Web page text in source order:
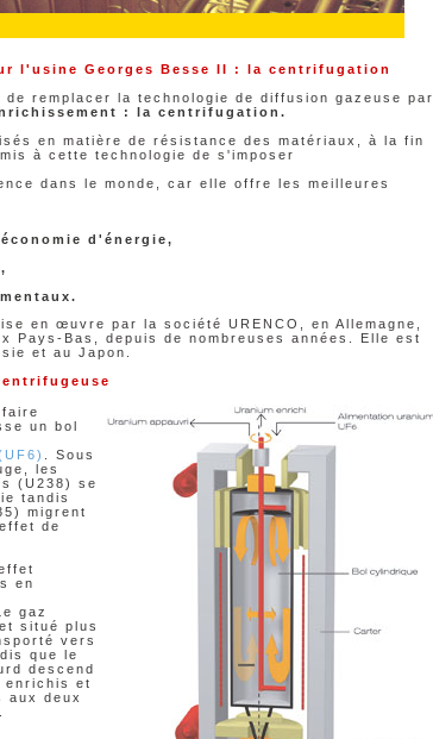
l'usine Georges Besse II : la centrifugation
de remplacer la technologie de diffusion gazeuse par
: la centrifugation.
en matière de résistance des matériaux, à la fin
à cette technologie de s'imposer
dans le monde, car elle offre les meilleures
d'énergie,
en œuvre par la société URENCO, en Allemagne,
Pays-Bas, depuis de nombreuses années. Elle est
et au Japon.
un bol
. Sous
les
(U238) se
tandis
migrent
de
en
gaz
situé plus
vers
que le
descend
enrichis et
aux deux